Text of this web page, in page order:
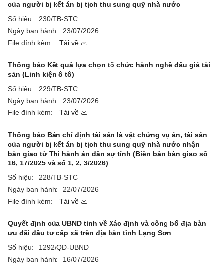
của người bị kết án bị tịch thu sung quỹ nhà nước
Số hiệu:
230/TB-STC
Ngày ban hành:
23/07/2026
File đính kèm:
Tải về
Thông báo Kết quả lựa chọn tổ chức hành nghề đấu giá tài
sản (Linh kiện ô tô)
Số hiệu:
229/TB-STC
Ngày ban hành:
23/07/2026
File đính kèm:
Tải về
Thông báo Bán chỉ định tài sản là vật chứng vụ án, tài sản
của người bị kết án bị tịch thu sung quỹ nhà nước nhận
bàn giao từ Thi hành án dân sự tỉnh (Biên bản bàn giao số
16, 17/2025 và số 1, 2, 3/2026)
Số hiệu:
228/TB-STC
Ngày ban hành:
22/07/2026
File đính kèm:
Tải về
Quyết định của UBND tỉnh về Xác định và công bố địa bàn
ưu đãi đầu tư cấp xã trên địa bàn tỉnh Lạng Sơn
Số hiệu:
1292/QĐ-UBND
Ngày ban hành:
16/07/2026